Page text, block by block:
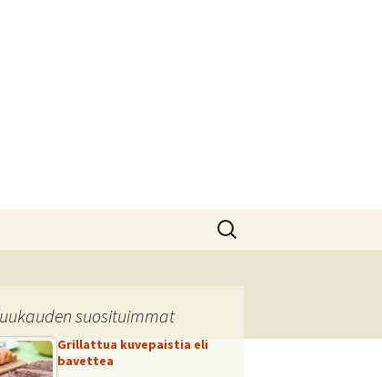
Haku:
suosituimmat
Grillattua kuvepaistia eli
bavettea